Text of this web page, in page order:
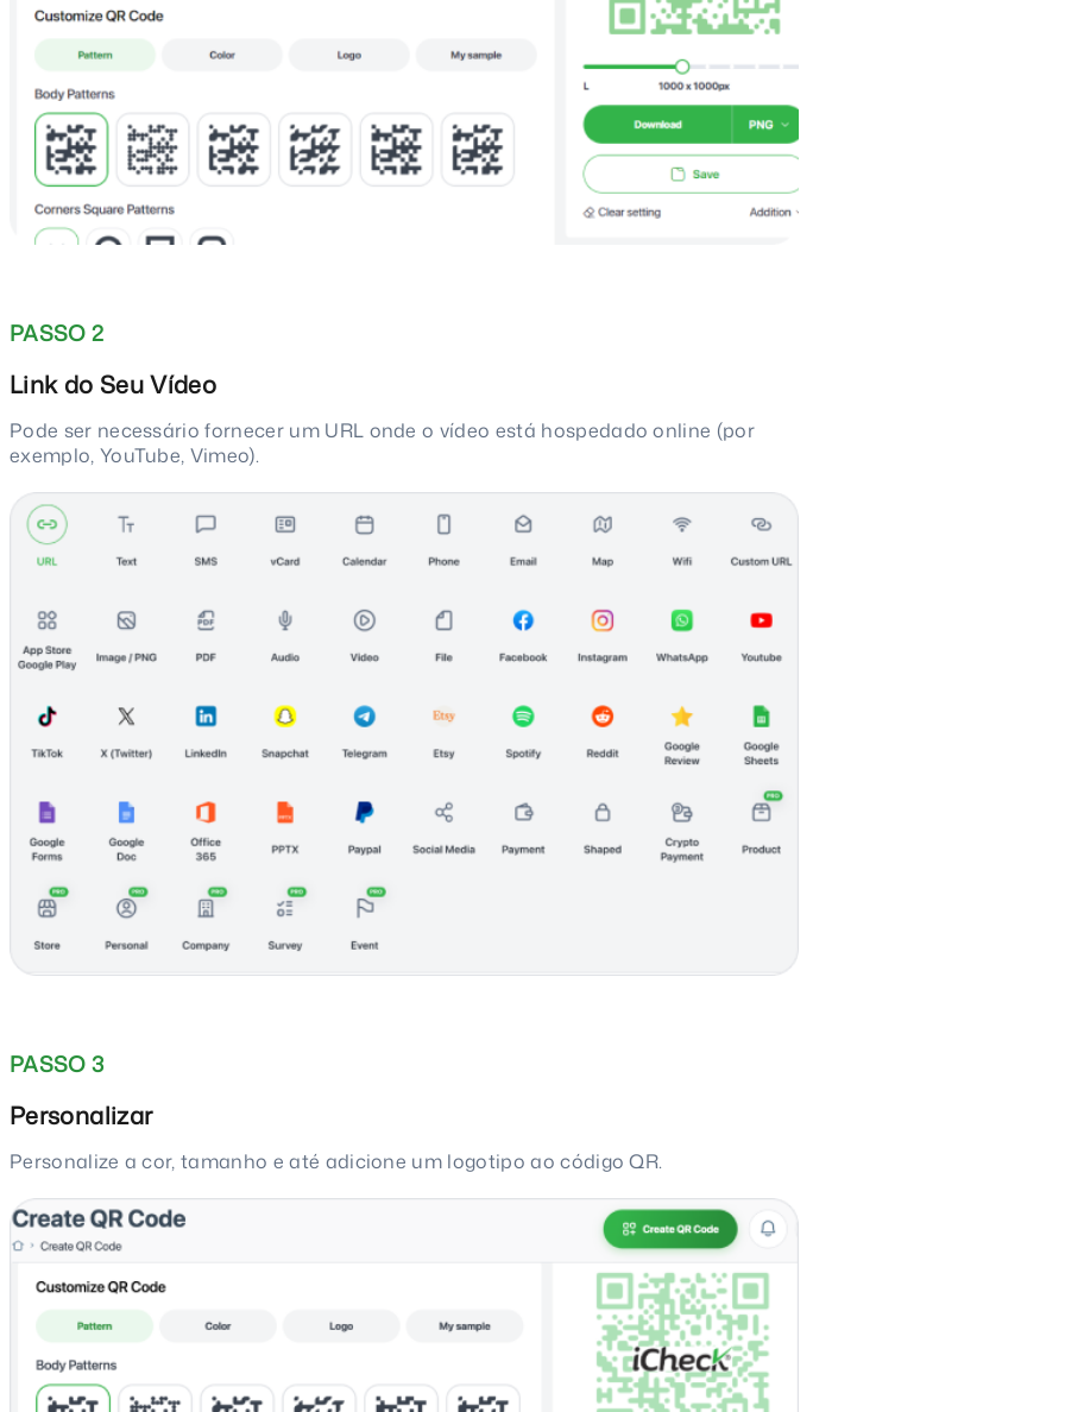
PASSO 2
Link do Seu Vídeo
Pode ser necessário fornecer um URL onde o vídeo está hospedado online (por
exemplo, YouTube, Vimeo).
PASSO 3
Personalizar
Personalize a cor, tamanho e até adicione um logotipo ao código QR.